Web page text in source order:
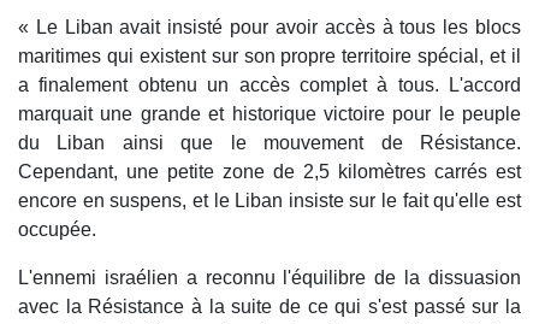
« Le Liban avait insisté pour avoir accès à tous les blocs
maritimes qui existent sur son propre territoire spécial, et il
a finalement obtenu un accès complet à tous. L'accord
marquait une grande et historique victoire pour le peuple
du Liban ainsi que le mouvement de Résistance.
Cependant, une petite zone de 2,5 kilomètres carrés est
encore en suspens, et le Liban insiste sur le fait qu'elle est
occupée.
L'ennemi israélien a reconnu l'équilibre de la dissuasion
avec la Résistance à la suite de ce qui s'est passé sur la